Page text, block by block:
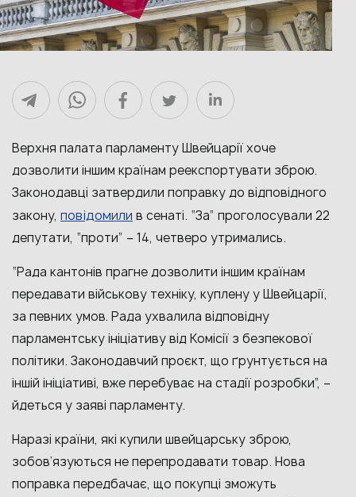
Верхня палата парламенту Швейцарії хоче
дозволити іншим країнам реекспортувати зброю.
Законодавці затвердили поправку до відповідного
закону, повідомили в сенаті. “За” проголосували 22
депутати, “проти” – 14, четверо утримались.
“Рада кантонів прагне дозволити іншим країнам
передавати військову техніку, куплену у Швейцарії,
за певних умов. Рада ухвалила відповідну
парламентську ініціативу від Комісії з безпекової
політики. Законодавчий проєкт, що ґрунтується на
іншій ініціативі, вже перебуває на стадії розробки”, –
йдеться у заяві парламенту.
Наразі країни, які купили швейцарську зброю,
зобов’язуються не перепродавати товар. Нова
поправка передбачає, що покупці зможуть